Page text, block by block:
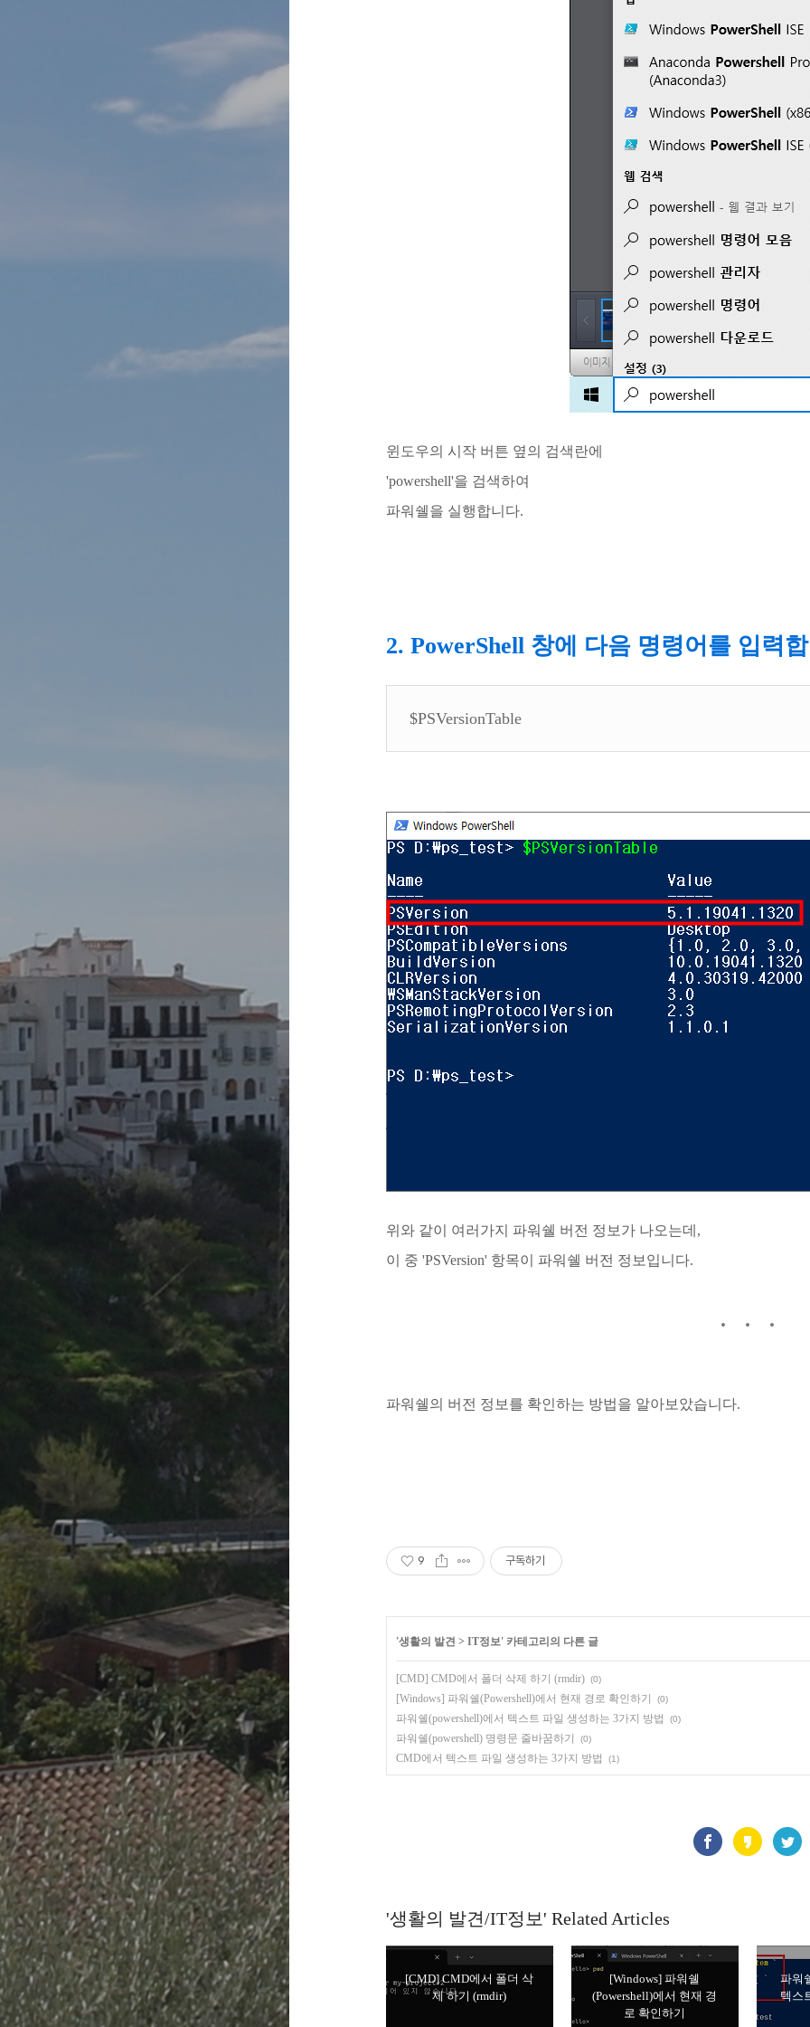
윈도우의 시작 버튼 옆의 검색란에
'powershell'을 검색하여
파워쉘을 실행합니다.
2. PowerShell 창에 다음 명령어를 입력
$PSVersionTable
위와 같이 여러가지 파워쉘 버전 정보가 나오는데,
이 중 'PSVersion' 항목이 파워쉘 버전 정보입니다.
파워쉘의 버전 정보를 확인하는 방법을 알아보았습니다.
9 구독하기
'생활의 발견 > IT정보' 카테고리의 다른 글
[CMD] CMD에서 폴더 삭제 하기 (rmdir) (0)
[Windows] 파워쉘(Powershell)에서 현재 경로 확인하기 (0)
파워쉘(powershell)에서 텍스트 파일 생성하는 3가지 방법 (0)
파워쉘(powershell) 명령문 줄바꿈하기 (0)
CMD에서 텍스트 파일 생성하는 3가지 방법 (1)
'생활의 발견/IT정보' Related Articles
[CMD] CMD에서 폴더 삭
제 하기 (rmdir)
[Windows] 파워쉘
(Powershell)에서 현재 경
로 확인하기
파워
텍스